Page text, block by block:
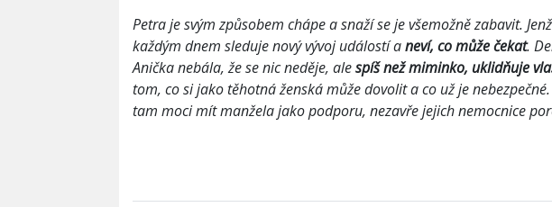
Petra je svým způsobem chápe a snaží se je všemožně zabavit.
každým dnem sleduje nový vývoj událostí aneví, co může čekat.
Anička nebála, že se nic neděje, alespíš než miminko, uklidňuje
tom, co si jako těhotná ženská může dovolit a co už je
tam moci mít manžela jako podporu, nezavře jejich nemocnice